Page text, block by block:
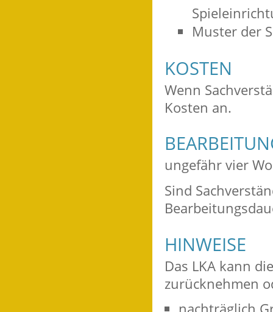
Muster der
KOSTEN
Wenn
Kosten an.
ungefähr vier
Sind
HINWEISE
Das LKA kann
zurücknehmen